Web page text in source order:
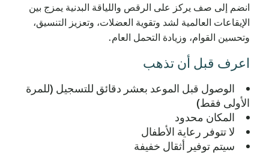
انضم إلى صف يركز على الرقص واللياقة البدنية يمزج بين
الإيقاعات العالمية لشد وتقوية العضلات، وتعزيز التنسيق،
وتحسين القوام، وزيادة التحمل العام.
اعرف قبل أن تذهب
الوصول قبل الموعد بعشر دقائق للتسجيل (للمرة
الأولى فقط)
المكان محدود
لا تتوفر رعاية الأطفال
سيتم توفير أثقال خفيفة